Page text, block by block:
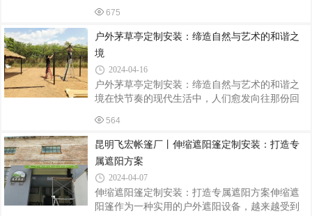
中，要充分考虑亭子的尺寸、形状、材质、风格
用品中，法式篷和西瓜篷凭借其独特的魅力，成
为了市场上的热门选择。本文将为您详细介绍这
两种篷的特点、应用场景以及它们为户外生活带
来的美好体验。一、法式篷：优雅与浪漫的完美
结合法式篷，以其独特的法式风情和优雅的外观
设计，吸引了众多追求品质生活的消费者。它通
常采用高品质的帆布或聚酯纤维材料制成，具有
防水、防晒、防紫外线等多重功能，确保您在户
675
户外茅草亭定制安装：缔造自然与艺术的和谐之
境
2024-04-16
户外茅草亭定制安装：缔造自然与艺术的和谐之
境在快节奏的现代生活中，人们愈发向往那份回
为一处与自然融为一体的休憩之地，正逐渐成为
人们追求的理想选择。本文将带您深入了解户外
茅草亭的定制安装过程，共同缔造自然与艺术的
和谐之境。一、定制设计：彰显个性与品味定制
户外茅草亭的首要步骤是进行设计规划。根据客
户需求和使用场景，设计师会与客户深入沟通，
了解客户的审美偏好、功能需求以及预算限制。
564
昆明飞宏帐篷厂丨伸缩遮阳篷定制安装：打造专
属遮阳方案
2024-04-07
伸缩遮阳篷定制安装：打造专属遮阳方案伸缩遮
阳篷作为一种实用的户外遮阳设备，越来越受到